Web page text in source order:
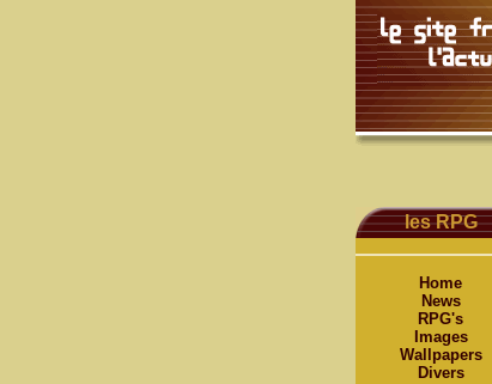
les RPG
Home
News
RPG's
Images
Wallpapers
Divers